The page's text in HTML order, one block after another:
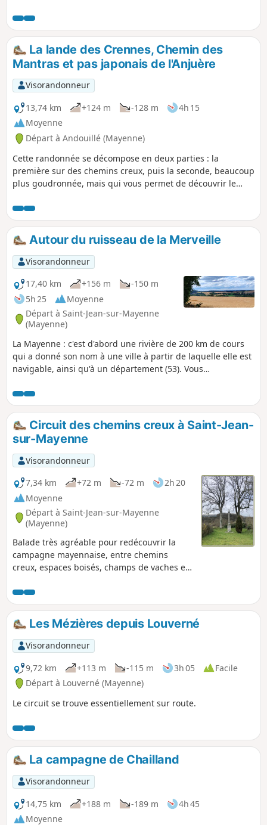
La lande des Crennes, Chemin des
Mantras et pas japonais de l'Anjuère
Visorandonneur
13,74 km
+124 m -128 m
4h 15
Moyenne
Départ à Andouillé (Mayenne)
Cette randonnée se décompose en deux parties : la
première sur des chemins creux, puis la seconde, beaucoup
plus goudronnée, mais qui vous permet de découvrir le
l'Ernée peut être impossible l'hiver ou si le niveau de la
rivière est trop élevé. La traversée, longue d'environ 20 m,
peut être dangereuse si les cailloux sont humides : ne pas
prendre de risques. En cas de rivière trop haute, vous
pouvez reprendre la direction du bourg d'Andouillé, au
niveau du Lattay.
Autour du ruisseau de la Merveille
Visorandonneur
17,40 km
+156 m
-150 m
5h 25
Moyenne
Départ à Saint-Jean-sur-Mayenne
(Mayenne)
La Mayenne : c'est d'abord une rivière de 200 km de cours
qui a donné son nom à une ville à partir de laquelle elle est
navigable, ainsi qu'à un département (53). Vous
buissonnier, puis par des chemins dits de traverse, en terre,
parfois asphaltés, avec point de vue sur le vallon des
Merveilles pour finir par la rivière qui traverse le granite du
Moulin Oger puis une gorge profonde formée par deux
escarpements dans les grès.
Circuit des chemins creux à Saint-Jean-
sur-Mayenne
Visorandonneur
7,34 km
+72 m -72 m
2h 20
Moyenne
Départ à Saint-Jean-sur-Mayenne
(Mayenne)
Balade très agréable pour redécouvrir la
campagne mayennaise, entre chemins
creux, espaces boisés, champs de vaches et
Les Mézières depuis Louverné
Visorandonneur
9,72 km
+113 m -115 m 3h 05
Facile
Départ à Louverné (Mayenne)
Le circuit se trouve essentiellement sur route.
La campagne de Chailland
Visorandonneur
14,75 km
+188 m -189 m
4h 45
Moyenne